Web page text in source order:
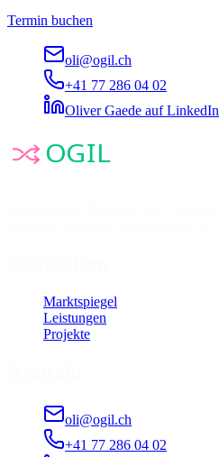
Termin buchen
oli@ogil.ch
+41 77 286 04 02
Oliver Gaede auf LinkedIn
Marktspiegel
Leistungen
Projekte
oli@ogil.ch
+41 77 286 04 02